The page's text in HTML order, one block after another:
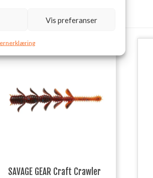
Vis preferanser
SAVAGE GEAR Craft Crawler